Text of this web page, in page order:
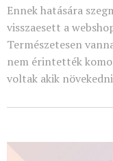
Ennek hatására
visszaesett a
Természetesen
nem érintették
voltak akik